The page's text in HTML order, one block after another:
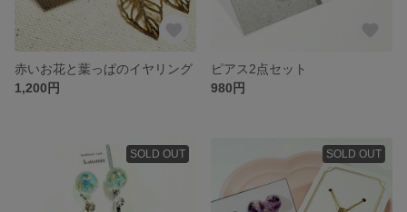
赤いお花と葉っぱのイヤリング
1,200円
ピアス2点セット
980円
SOLD OUT SOLD OUT